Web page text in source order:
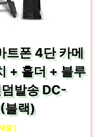
트폰 4단 카메
+ 홀더 + 블루
발송 DC-
블랙)
품 ]